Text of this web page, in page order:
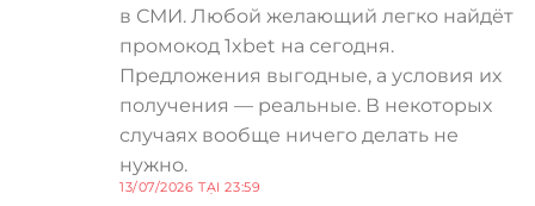
в СМИ. Любой желающий легко найдёт
промокод 1xbet на сегодня.
Предложения выгодные, а условия их
получения — реальные. В некоторых
случаях вообще ничего делать не
нужно.
13/07/2026 TẠI 23:59